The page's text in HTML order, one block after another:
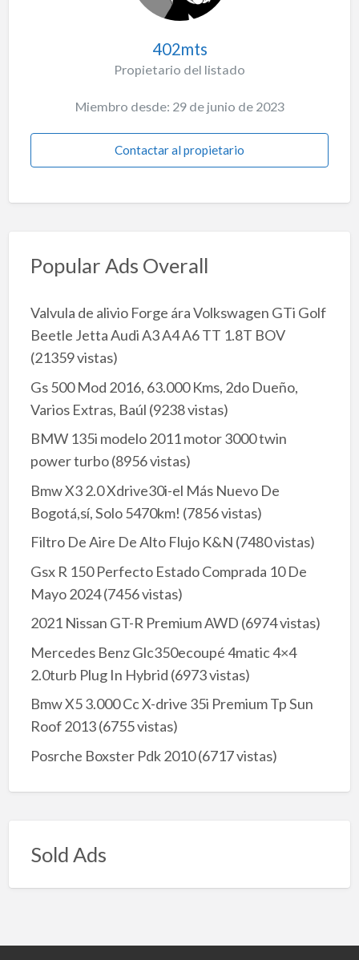
402mts
Propietario del listado
Miembro desde: 29 de junio de 2023
Contactar al propietario
Popular Ads Overall
Valvula de alivio Forge ára Volkswagen GTi Golf
Beetle Jetta Audi A3 A4 A6 TT 1.8T BOV
(21359 vistas)
Gs 500 Mod 2016, 63.000 Kms, 2do Dueño,
Varios Extras, Baúl (9238 vistas)
BMW 135i modelo 2011 motor 3000 twin
power turbo(8956 vistas)
Bmw X3 2.0 Xdrive30i-el Más Nuevo De
Bogotá,sí, Solo 5470km! (7856 vistas)
Filtro De Aire De Alto Flujo K&N (7480 vistas)
Gsx R 150 Perfecto Estado Comprada 10 De
Mayo 2024(7456 vistas)
2021 Nissan GT-R Premium AWD (6974 vistas)
Mercedes Benz Glc350ecoupé 4matic 4×4
2.0turb Plug In Hybrid (6973 vistas)
Bmw X5 3.000 Cc X-drive 35i Premium Tp Sun
Roof 2013(6755 vistas)
Posrche Boxster Pdk 2010(6717 vistas)
Sold Ads